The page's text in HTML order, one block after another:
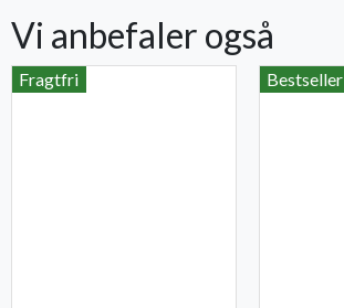
Vi anbefaler også
Fragtfri Bestseller